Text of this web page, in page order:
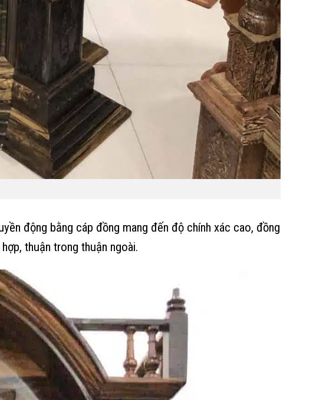
động bằng cáp đồng mang đến độ chính xác cao, đồng
thuận trong thuận ngoài.